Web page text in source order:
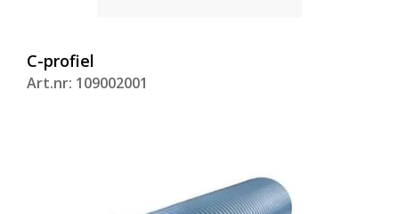
C-profiel
Art.nr: 109002001